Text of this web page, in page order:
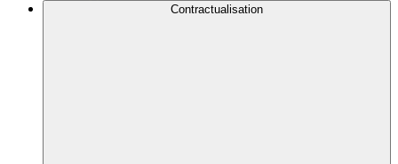
Contractualisation